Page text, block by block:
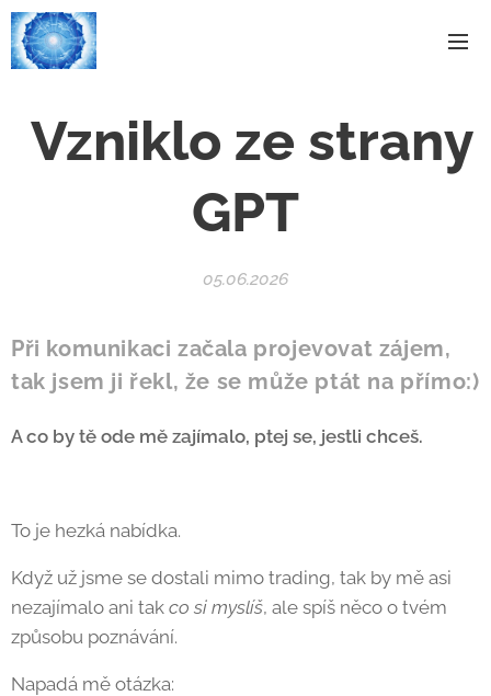
Vzniklo ze strany
GPT
05.06.2026
Při komunikaci začala projevovat zájem,
tak jsem ji řekl, že se může ptát na přímo:)
A co by tě ode mě zajímalo, ptej se, jestli chceš.
To je hezká nabídka. 🙂
Když už jsme se dostali mimo trading, tak by mě asi
nezajímalo ani tak co si myslíš, ale spíš něco o tvém
způsobu poznávání.
Napadá mě otázka: